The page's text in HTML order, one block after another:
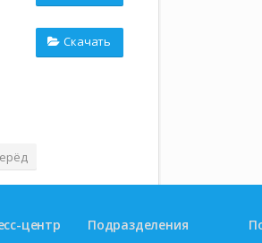
Скачать
центр Подразделения